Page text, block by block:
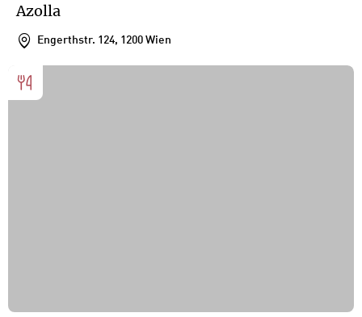
Azolla
Engerthstr. 124, 1200 Wien